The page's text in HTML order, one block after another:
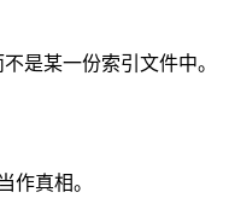
是某一份索引文件中。
真相。